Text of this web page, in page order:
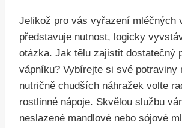
Jelikož pro vás vyřazení mléčných
představuje nutnost, logicky
otázka. Jak tělu zajistit dostatečný
vápníku? Vybírejte si své potraviny
nutričně chudších náhražek volte
rostlinné nápoje. Skvělou službu
neslazené mandlové nebo sójové